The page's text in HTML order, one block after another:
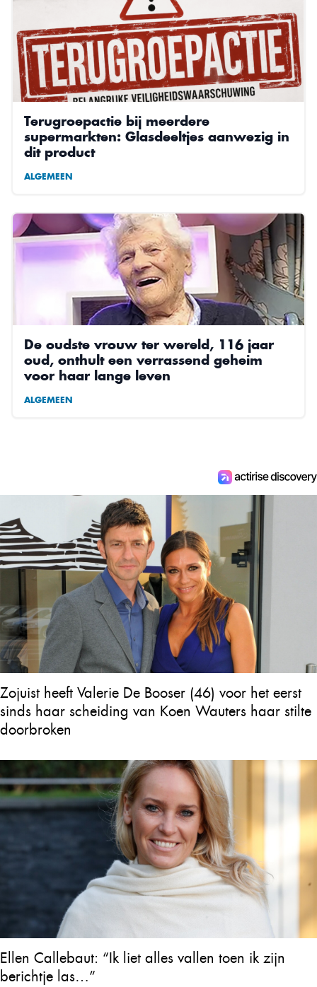
Terugroepactie bij meerdere
supermarkten: Glasdeeltjes aanwezig in
dit product
ALGEMEEN
De oudste vrouw ter wereld, 116 jaar
oud, onthult een verrassend geheim
voor haar lange leven
ALGEMEEN
Zojuist heeft Valerie De Booser (46) voor het eerst
sinds haar scheiding van Koen Wauters haar stilte
doorbroken
Ellen Callebaut: “Ik liet alles vallen toen ik zijn
berichtje las…”